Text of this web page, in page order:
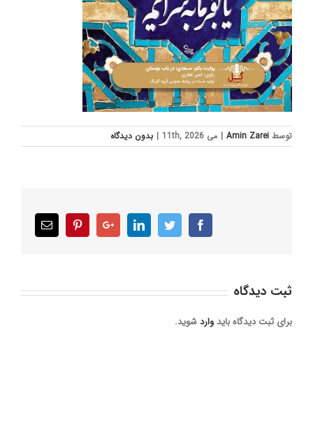
توسط Amin Zarei
| می 11th, 2026 | بدون ديدگاه
Facebook
Twitter
LinkedIn
Google+
Pinterest
Email
ثبت ديدگاه
برای ثبت دیدگاه باید واردشوید.